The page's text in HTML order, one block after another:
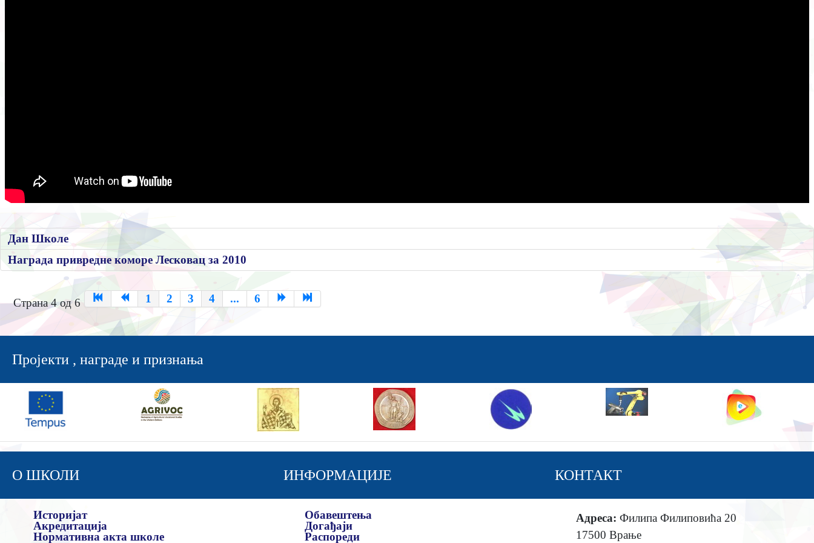
Дан Школе
Награда привредне коморе Лесковац за 2010
Страна 4 од 6 1 2 3 4 ... 6
Пројекти , награде и признања
О ШКОЛИ
Историјат
Акредитација
Нормативна акта школе
ИНФОРМАЦИЈЕ
Обавештења
Догађаји
Распореди
КОНТАКТ
Адреса: Филипа Филиповића 20
17500 Врање